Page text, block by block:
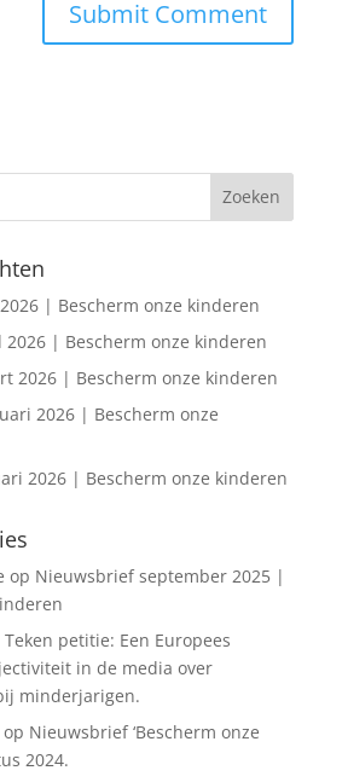
| Bescherm onze kinderen
| Bescherm onze kinderen
2026 | Bescherm onze kinderen
2026 | Bescherm onze
2026 | Bescherm onze kinderen
op Nieuwsbrief september 2025 |
Teken petitie: Een Europees
in de media over
minderjarigen.
op Nieuwsbrief ‘Bescherm onze
2024.